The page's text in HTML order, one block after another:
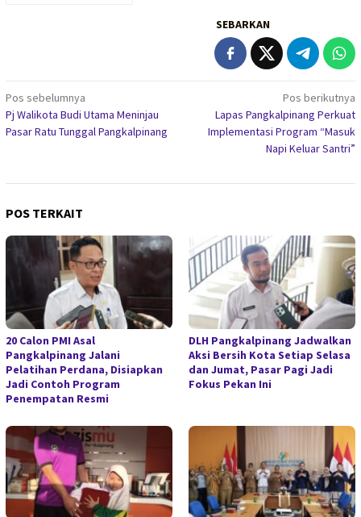
SEBARKAN
Navigasi
pos
Pos sebelumnya
Pj Walikota Budi Utama Meninjau
Pasar Ratu Tunggal Pangkalpinang
Pos berikutnya
Lapas Pangkalpinang Perkuat
Implementasi Program “Masuk
Napi Keluar Santri”
POS TERKAIT
20 Calon PMI Asal
Pangkalpinang Jalani
Pelatihan Perdana, Disiapkan
Jadi Contoh Program
Penempatan Resmi
DLH Pangkalpinang Jadwalkan
Aksi Bersih Kota Setiap Selasa
dan Jumat, Pasar Pagi Jadi
Fokus Pekan Ini